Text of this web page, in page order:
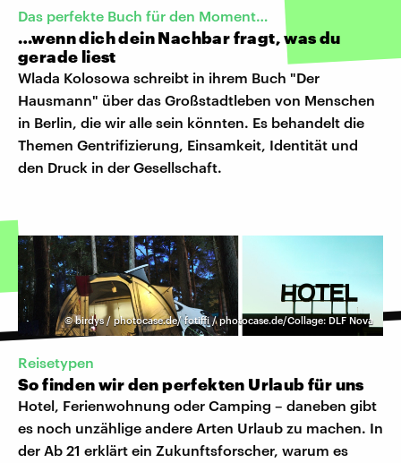
Das perfekte Buch für den Moment…
…wenn dich dein Nachbar fragt, was du
gerade liest
Wlada Kolosowa schreibt in ihrem Buch "Der
Hausmann" über das Großstadtleben von Menschen
in Berlin, die wir alle sein könnten. Es behandelt die
Themen Gentrifizierung, Einsamkeit, Identität und
den Druck in der Gesellschaft.
©birdys / photocase.de/ fotiffi / photocase.de/Collage: DLF Nova
Reisetypen
So finden wir den perfekten Urlaub für uns
Hotel, Ferienwohnung oder Camping – daneben gibt
es noch unzählige andere Arten Urlaub zu machen. In
der Ab 21 erklärt ein Zukunftsforscher, warum es